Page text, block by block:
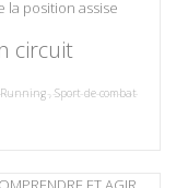
circuit
Running,Sport de combat